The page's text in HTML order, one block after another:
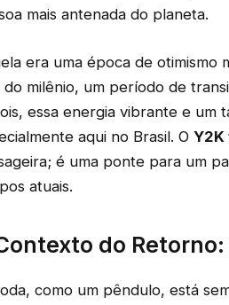
mais antenada do planeta.
era uma época de otimismo
do milênio, um período de
essa energia vibrante e um
aqui no Brasil. O Y2K
é uma ponte para um
atuais.
do
como um pêndulo, está